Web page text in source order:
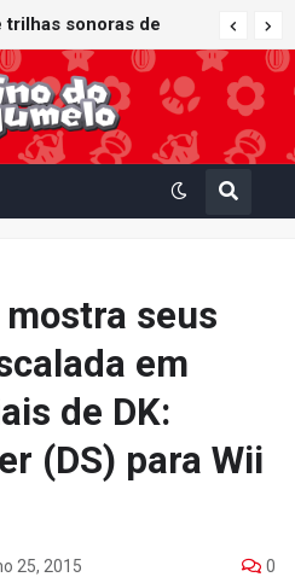
sonoras de
Clash e Mario's
ao catálogo
seus
em
de DK:
(DS) para Wii
25, 2015 0